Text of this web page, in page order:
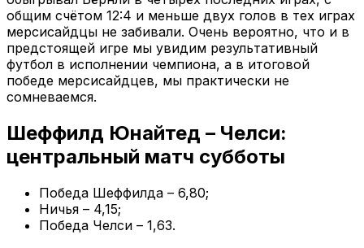
общим счётом 12:4 и меньше двух голов в тех играх
мерсисайдцы не забивали. Очень вероятно, что и в
предстоящей игре мы увидим результативный
футбол в исполнении чемпиона, а в итоговой
победе мерсисайдцев, мы практически не
сомневаемся.
Шеффилд Юнайтед – Челси:
центральный матч субботы
Победа Шеффилда – 6,80;
Ничья – 4,15;
Победа Челси – 1,63.